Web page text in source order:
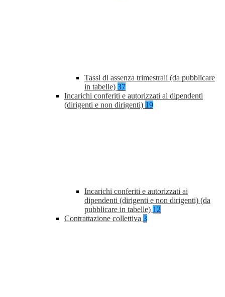
Tassi di assenza trimestrali (da pubblicare
in tabelle) 37
Incarichi conferiti e autorizzati ai dipendenti
(dirigenti e non dirigenti) 19
Incarichi conferiti e autorizzati ai
dipendenti (dirigenti e non dirigenti) (da
pubblicare in tabelle) 12
Contrattazione collettiva 3